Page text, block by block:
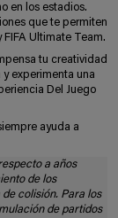
en los estadios.
que te permiten
Ultimate Team.
tu creatividad
experimenta una
Del Juego
ayuda a
a años
de los
colisión. Para los
de partidos